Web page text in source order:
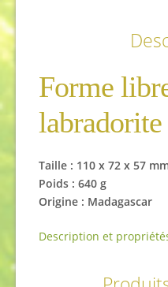
Forme
Taille : 110 x 72 x 57
Poids : 640 g
Origine : Madagascar
Description et